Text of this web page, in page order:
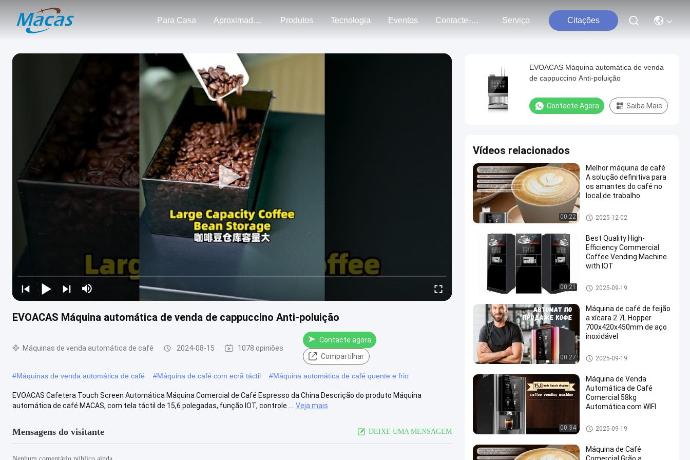
Para Casa Aproximadamente Nós Produtos Tecnologia Eventos Contacte-Nos Serviço Citações
EVOACAS Máquina automática de venda de cappuccino Anti-poluição
Máquinas de venda automática de café 2024-08-15 1078 opiniões
Contacte agora
Compartilhar
#Máquinas de venda automática de café #Máquina de café com ecrã táctil #Máquina automática de café quente e frio
EVOACAS Cafetera Touch Screen Automática Máquina Comercial de Café Espresso da China Descrição do produto Máquina
automática de café MACAS, com tela táctil de 15,6 polegadas, função IOT, controle ...
Veja mais
Mensagens do visitante DEIXE UMA MENSAGEM
Nenhum comentário público ainda
EVOACAS Máquina automática de venda
de cappuccino Anti-poluição
Contacte Agora Saiba Mais
Vídeos relacionados
00:22
Melhor máquina de café
A solução definitiva para
os amantes do café no
local de trabalho
Máquinas de venda automátic
a de café
2025-12-02
00:21
Best Quality High-
Efficiency Commercial
Coffee Vending Machine
with IOT
Máquinas de venda automátic
a de café
2025-09-19
00:27
Máquina de café de feijão
a xícara 2.7L Hopper
700x420x450mm de aço
inoxidável
Máquinas de venda automátic
a de café
2025-09-19
00:34
Máquina de Venda
Automática de Café
Comercial 58kg
Automática com WIFI
Máquinas de venda automátic
a de café
2025-09-19
Máquina de Café